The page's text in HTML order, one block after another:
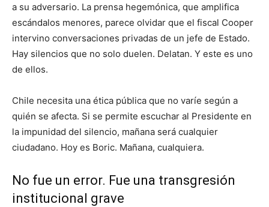
a su adversario. La prensa hegemónica, que amplifica
escándalos menores, parece olvidar que el fiscal Cooper
intervino conversaciones privadas de un jefe de Estado.
Hay silencios que no solo duelen. Delatan. Y este es uno
de ellos.
Chile necesita una ética pública que no varíe según a
quién se afecta. Si se permite escuchar al Presidente en
la impunidad del silencio, mañana será cualquier
ciudadano. Hoy es Boric. Mañana, cualquiera.
No fue un error. Fue una transgresión
institucional grave